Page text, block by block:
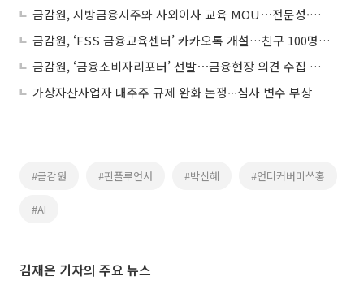
금감원, 지방금융지주와 사외이사 교육 MOU⋯전문성·독립성 강화
금감원, ‘FSS 금융교육센터’ 카카오톡 개설…친구 100명에 기프티콘 쏜다
금감원, ‘금융소비자리포터’ 선발⋯금융현장 의견 수집 강화
가상자산사업자 대주주 규제 완화 논쟁∙∙∙심사 변수 부상
#금감원 #핀플루언서 #박신혜 #언더커버미쓰홍
#AI
김재은 기자의 주요 뉴스